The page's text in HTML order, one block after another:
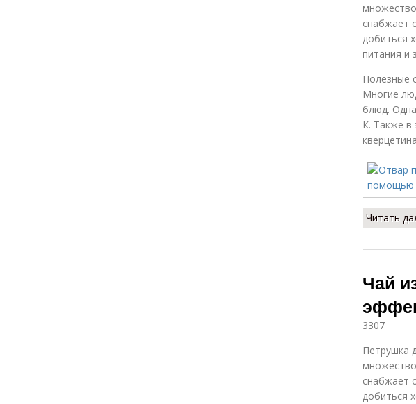
снабжает
добиться
питания и
Полезные
Многие
блюд.
К. Также в
Читать
Чай
3307
Петрушка
снабжает
добиться